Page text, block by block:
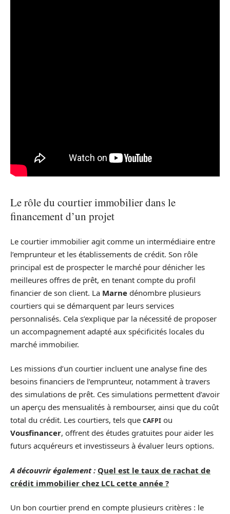
Le rôle du courtier immobilier dans le
financement d’un projet
Le courtier immobilier agit comme un intermédiaire entre
l’emprunteur et les établissements de crédit. Son rôle
principal est de prospecter le marché pour dénicher les
meilleures offres de prêt, en tenant compte du profil
financier de son client. La Marne dénombre plusieurs
courtiers qui se démarquent par leurs services
personnalisés. Cela s’explique par la nécessité de proposer
un accompagnement adapté aux spécificités locales du
marché immobilier.
Les missions d’un courtier incluent une analyse fine des
besoins financiers de l’emprunteur, notamment à travers
des simulations de prêt. Ces simulations permettent d’avoir
un aperçu des mensualités à rembourser, ainsi que du coût
total du crédit. Les courtiers, tels que CAFPI ou
Vousfinancer, offrent des études gratuites pour aider les
futurs acquéreurs et investisseurs à évaluer leurs options.
A découvrir également : Quel est le taux de rachat de
crédit immobilier chez LCL cette année ?
Un bon courtier prend en compte plusieurs critères : le